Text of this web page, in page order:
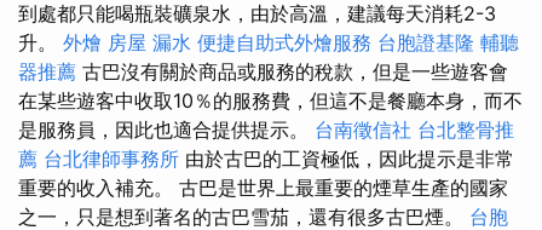
到處都只能喝瓶裝礦泉水，由於高溫，建議每天消耗2-3
升。 外燴 房屋 漏水 便捷自助式外燴服務 台胞證基隆 輔聽
器推薦 古巴沒有關於商品或服務的稅款，但是一些遊客會
在某些遊客中收取10％的服務費，但這不是餐廳本身，而不
是服務員，因此也適合提供提示。 台南徵信社 台北整骨推
薦 台北律師事務所 由於古巴的工資極低，因此提示是非常
重要的收入補充。 古巴是世界上最重要的煙草生產的國家
之一，只是想到著名的古巴雪茄，還有很多古巴煙。 台胞